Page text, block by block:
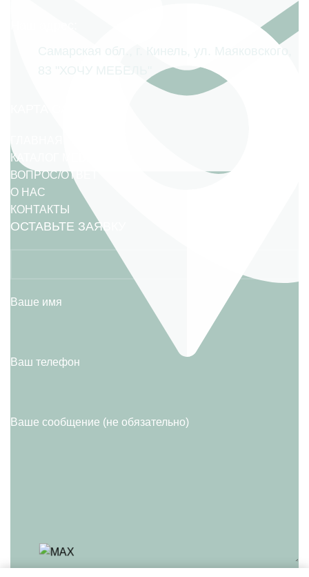
КАТАЛОГ МЕБЕЛИ
ВОПРОС/ОТВЕТ
О НАС
КОНТАКТЫ
ОСТАВЬТЕ ЗАЯВКУ
Ваше имя
Ваш телефон
Ваше сообщение (не обязательно)